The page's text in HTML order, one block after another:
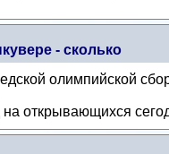
- сколько
олимпийской
открывающихся